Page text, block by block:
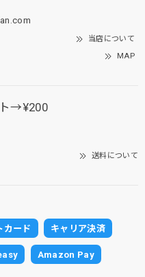
当店について
MAP
→¥200
送料について
カード キャリア決済
Amazon Pay